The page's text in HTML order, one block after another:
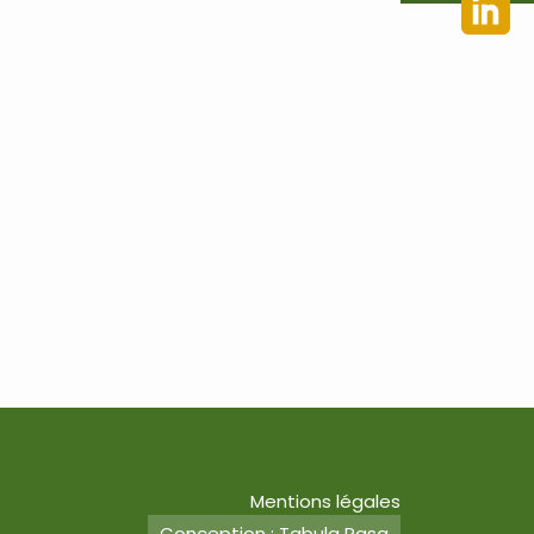
Mentions légales